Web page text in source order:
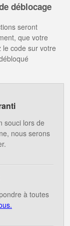
déblocage
seront
que votre
code sur votre
souci lors de
nous serons
à toutes